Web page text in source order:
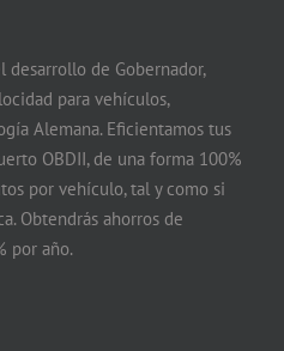
de Gobernador,
para vehículos,
Alemana. Eficientamos tus
OBDII, de una forma 100%
por vehículo, tal y como si
Obtendrás ahorros de
por año.